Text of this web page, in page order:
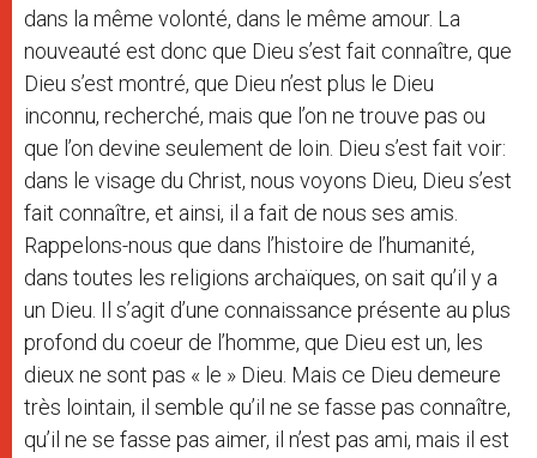
dans la même volonté, dans le même amour. La
nouveauté est donc que Dieu s’est fait connaître, que
Dieu s’est montré, que Dieu n’est plus le Dieu
inconnu, recherché, mais que l’on ne trouve pas ou
que l’on devine seulement de loin. Dieu s’est fait voir:
dans le visage du Christ, nous voyons Dieu, Dieu s’est
fait connaître, et ainsi, il a fait de nous ses amis.
Rappelons-nous que dans l’histoire de l’humanité,
dans toutes les religions archaïques, on sait qu’il y a
un Dieu. Il s’agit d’une connaissance présente au plus
profond du coeur de l’homme, que Dieu est un, les
dieux ne sont pas « le » Dieu. Mais ce Dieu demeure
très lointain, il semble qu’il ne se fasse pas connaître,
qu’il ne se fasse pas aimer, il n’est pas ami, mais il est